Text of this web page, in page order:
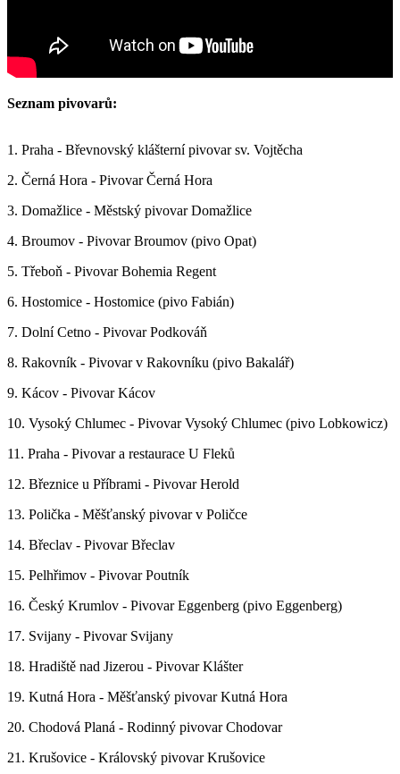
Seznam pivovarů:
1. Praha - Břevnovský klášterní pivovar sv. Vojtěcha
2. Černá Hora - Pivovar Černá Hora
3. Domažlice - Městský pivovar Domažlice
4. Broumov - Pivovar Broumov (pivo Opat)
5. Třeboň - Pivovar Bohemia Regent
6. Hostomice - Hostomice (pivo Fabián)
7. Dolní Cetno - Pivovar Podkováň
8. Rakovník - Pivovar v Rakovníku (pivo Bakalář)
9. Kácov - Pivovar Kácov
10. Vysoký Chlumec - Pivovar Vysoký Chlumec (pivo Lobkowicz)
11. Praha - Pivovar a restaurace U Fleků
12. Březnice u Příbrami - Pivovar Herold
13. Polička - Měšťanský pivovar v Poličce
14. Břeclav - Pivovar Břeclav
15. Pelhřimov - Pivovar Poutník
16. Český Krumlov - Pivovar Eggenberg (pivo Eggenberg)
17. Svijany - Pivovar Svijany
18. Hradiště nad Jizerou - Pivovar Klášter
19. Kutná Hora - Měšťanský pivovar Kutná Hora
20. Chodová Planá - Rodinný pivovar Chodovar
21. Krušovice - Královský pivovar Krušovice